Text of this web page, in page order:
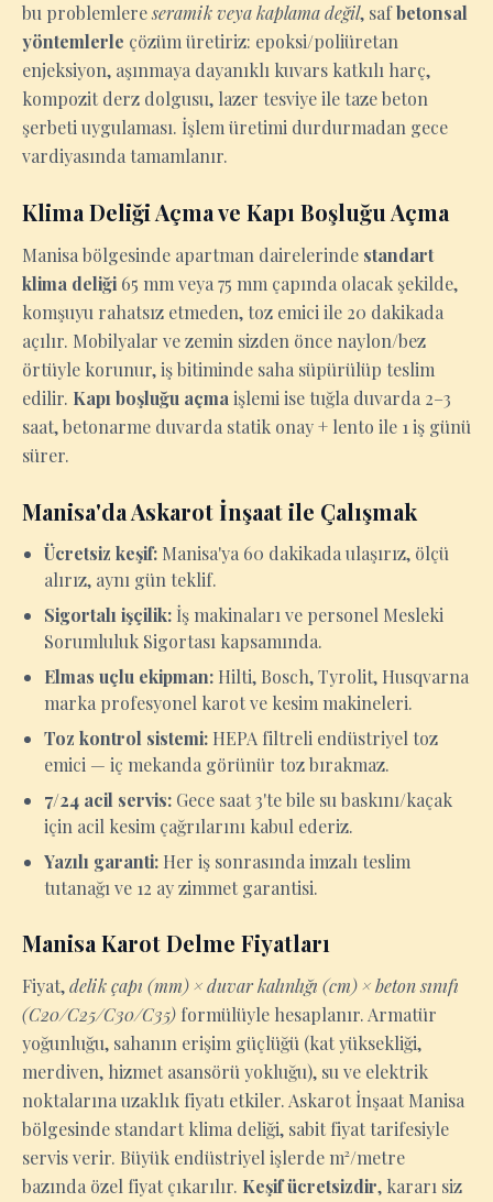
bu problemlereseramik veya kaplama değil, safbetonsal
yöntemlerle çözüm üretiriz: epoksi/poliüretan
enjeksiyon, aşınmaya dayanıklı kuvars katkılı harç,
kompozit derz dolgusu, lazer tesviye ile taze beton
şerbeti uygulaması. İşlem üretimi durdurmadan gece
vardiyasında tamamlanır.
Klima Deliği Açma ve Kapı Boşluğu Açma
Manisa bölgesinde apartman dairelerinde standart
klima deliği 65 mm veya 75 mm çapında olacak şekilde,
komşuyu rahatsız etmeden, toz emici ile 20 dakikada
açılır. Mobilyalar ve zemin sizden önce naylon/bez
örtüyle korunur, iş bitiminde saha süpürülüp teslim
edilir. Kapı boşluğu açma işlemi ise tuğla duvarda 2–3
saat, betonarme duvarda statik onay + lento ile 1 iş günü
sürer.
Manisa'da Askarot İnşaat ile Çalışmak
Ücretsiz keşif: Manisa'ya 60 dakikada ulaşırız, ölçü
alırız, aynı gün teklif.
Sigortalı işçilik: İş makinaları ve personel Mesleki
Sorumluluk Sigortası kapsamında.
Elmas uçlu ekipman: Hilti, Bosch, Tyrolit, Husqvarna
marka profesyonel karot ve kesim makineleri.
Toz kontrol sistemi: HEPA filtreli endüstriyel toz
emici — iç mekanda görünür toz bırakmaz.
7/24 acil servis: Gece saat 3'te bile su baskını/kaçak
için acil kesim çağrılarını kabul ederiz.
Yazılı garanti: Her iş sonrasında imzalı teslim
tutanağı ve 12 ay zimmet garantisi.
Manisa Karot Delme Fiyatları
Fiyat,delik çapı (mm) × duvar kalınlığı (cm) × beton sınıfı
(C20/C25/C30/C35) formülüyle hesaplanır. Armatür
yoğunluğu, sahanın erişim güçlüğü (kat yüksekliği,
merdiven, hizmet asansörü yokluğu), su ve elektrik
noktalarına uzaklık fiyatı etkiler. Askarot İnşaat Manisa
bölgesinde standart klima deliği, sabit fiyat tarifesiyle
servis verir. Büyük endüstriyel işlerde m²/metre
bazında özel fiyat çıkarılır. Keşif ücretsizdir, kararı siz